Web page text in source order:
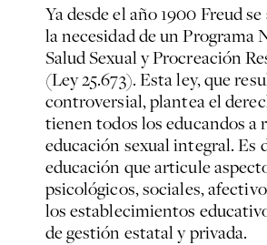
Ya desde el año 1900 Freud
la necesidad de un Programa
Salud Sexual y Procreación
(Ley 25.673). Esta ley, que
controversial, plantea el
tienen todos los educandos a
educación sexual integral. Es
educación que articule
psicológicos, sociales,
los establecimientos
de gestión estatal y privada.